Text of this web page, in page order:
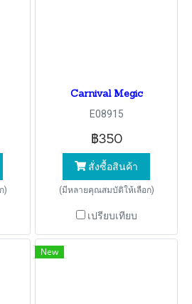
)
Carnival Megic
E08915
฿350
สั่งซื้อสินค้า
(มีหลายคุณสมบัติให้เลือก)
เปรียบเทียบ
New